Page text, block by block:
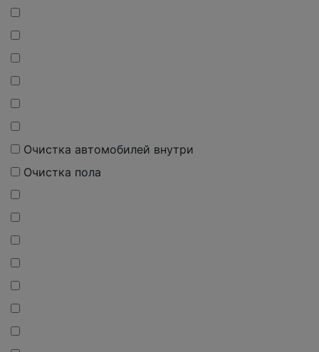
Очистка автомобилей внутри
Очистка пола